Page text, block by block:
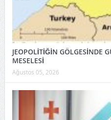
JEOPOLİTİĞİN GÖLGESİNDE
MESELESİ
Ağustos 05, 2026